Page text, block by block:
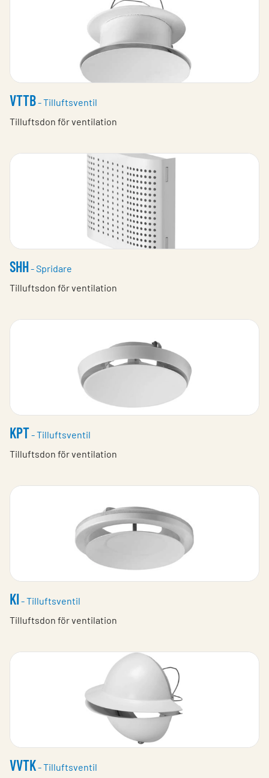
VTTB- Tilluftsventil
Tilluftsdon för ventilation
SHH- Spridare
Tilluftsdon för ventilation
KPT- Tilluftsventil
Tilluftsdon för ventilation
KI - Tilluftsventil
Tilluftsdon för ventilation
VVTK- Tilluftsventil